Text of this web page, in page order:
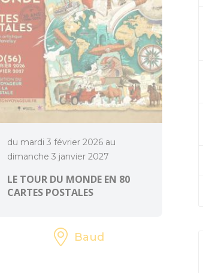
du mardi 3 février 2026 au
dimanche 3 janvier 2027
LE TOUR DU MONDE EN 80
CARTES POSTALES
Baud